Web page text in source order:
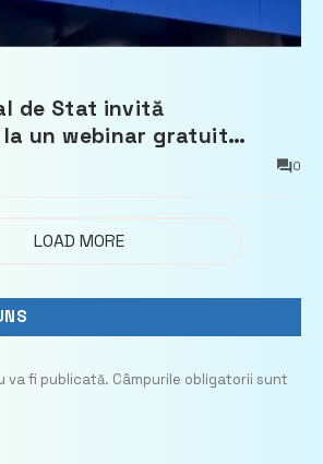
de Stat invită
un webinar gratuit
impozitului pe bunurile
0
LOAD MORE
va fi publicată. Câmpurile obligatorii sunt